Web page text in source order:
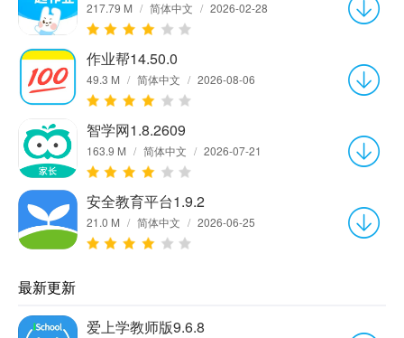
217.79 M / 简体中文 / 2026-02-28
作业帮14.50.0
49.3 M / 简体中文 / 2026-08-06
智学网1.8.2609
163.9 M / 简体中文 / 2026-07-21
安全教育平台1.9.2
21.0 M / 简体中文 / 2026-06-25
最新更新
爱上学教师版9.6.8